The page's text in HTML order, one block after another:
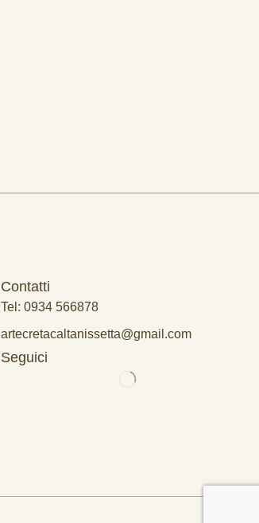
Contatti
Tel: 0934 566878
artecretacaltanissetta@gmail.com
Seguici